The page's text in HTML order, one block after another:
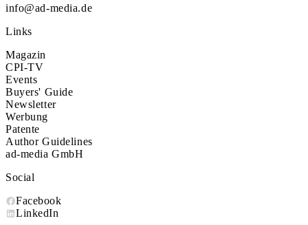
info@ad-media.de
Links
Magazin
CPI-TV
Events
Buyers' Guide
Newsletter
Werbung
Patente
Author Guidelines
ad-media GmbH
Social
Facebook
LinkedIn